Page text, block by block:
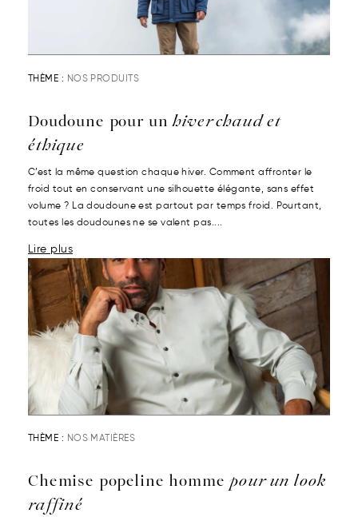
THÈME : NOS PRODUITS
Doudoune pour unhiver chaud et
éthique
C’est la même question chaque hiver. Comment affronter le
froid tout en conservant une silhouette élégante, sans effet
volume ? La doudoune est partout par temps froid. Pourtant,
toutes les doudounes ne se valent pas....
Lire plus
THÈME : NOS MATIÈRES
Chemise popeline hommepour un look
raffiné